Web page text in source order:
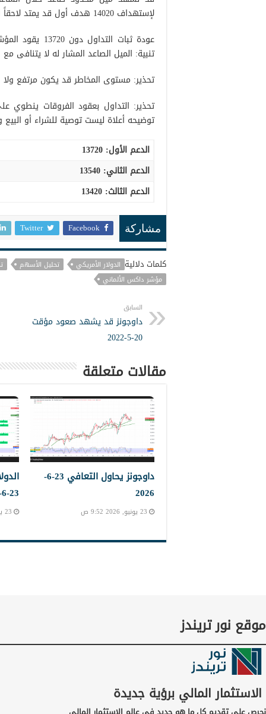
لإستهداف 14020 هدف أول قد يمتد لاحقاً لزيارة 14100 طالما أن السعر مستقر فوق 13720.
تنبية: الميل الصاعد المشار له لا يتنافى مع
تحذير: مستوى المخاطر قد يكون مرتفع
تحذير: التداول بعقود الفروقات
توضيحه أعلاة ليست توصية للشراء أو
الدعم الأول: 13720
الدعم الثاني: 13540
الدعم الثالث:
مشاركة Facebook
Twitter
كلمات دلالية الدولار الأمريكي تحليل الأسهم
مؤشر داكس الألماني
السابق
داوجونز قد يشهد صعود مؤقت
20-5-2022
مقالات متعلقة
داوجونز يحاول التعافي 23-6-
2026
23 يونيو, 2026 9:52 ص
23-6-2023
23 يونيو, 2026 9:45 ص
موقع نور تريندز
الاستثمار المالي برؤية جديدة